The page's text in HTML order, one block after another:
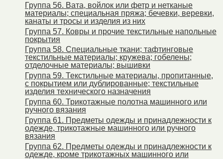
Группа 56. Вата, войлок или фетр и нетканые
материалы; специальная пряжа; бечевки, веревки,
канаты и тросы и изделия из них
Группа 57. Ковры и прочие текстильные напольные
покрытия
Группа 58. Специальные ткани; тафтинговые
текстильные материалы; кружева; гобелены;
отделочные материалы; вышивки
Группа 59. Текстильные материалы, пропитанные,
с покрытием или дублированные; текстильные
изделия технического назначения
Группа 60. Трикотажные полотна машинного или
ручного вязания
Группа 61. Предметы одежды и принадлежности к
одежде, трикотажные машинного или ручного
вязания
Группа 62. Предметы одежды и принадлежности к
одежде, кроме трикотажных машинного или